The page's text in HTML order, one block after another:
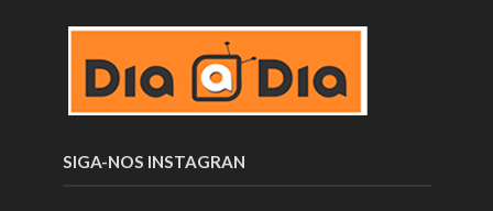
SIGA-NOS INSTAGRAN